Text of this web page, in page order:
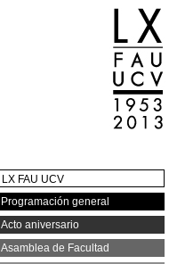
LX FAU UCV
Programación general
Acto aniversario
Asamblea de Facultad